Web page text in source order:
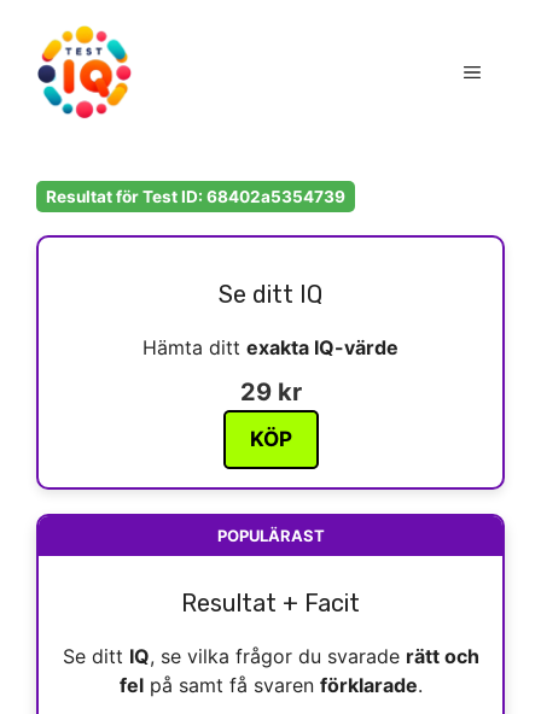
innehåll
Meny
Resultat för Test ID: 68402a5354739
Se ditt IQ
Hämta ditt exakta IQ-värde
29 kr
KÖP
POPULÄRAST
Resultat + Facit
Se ditt IQ, se vilka frågor du svarade rätt och
felpå samt få svaren förklarade.